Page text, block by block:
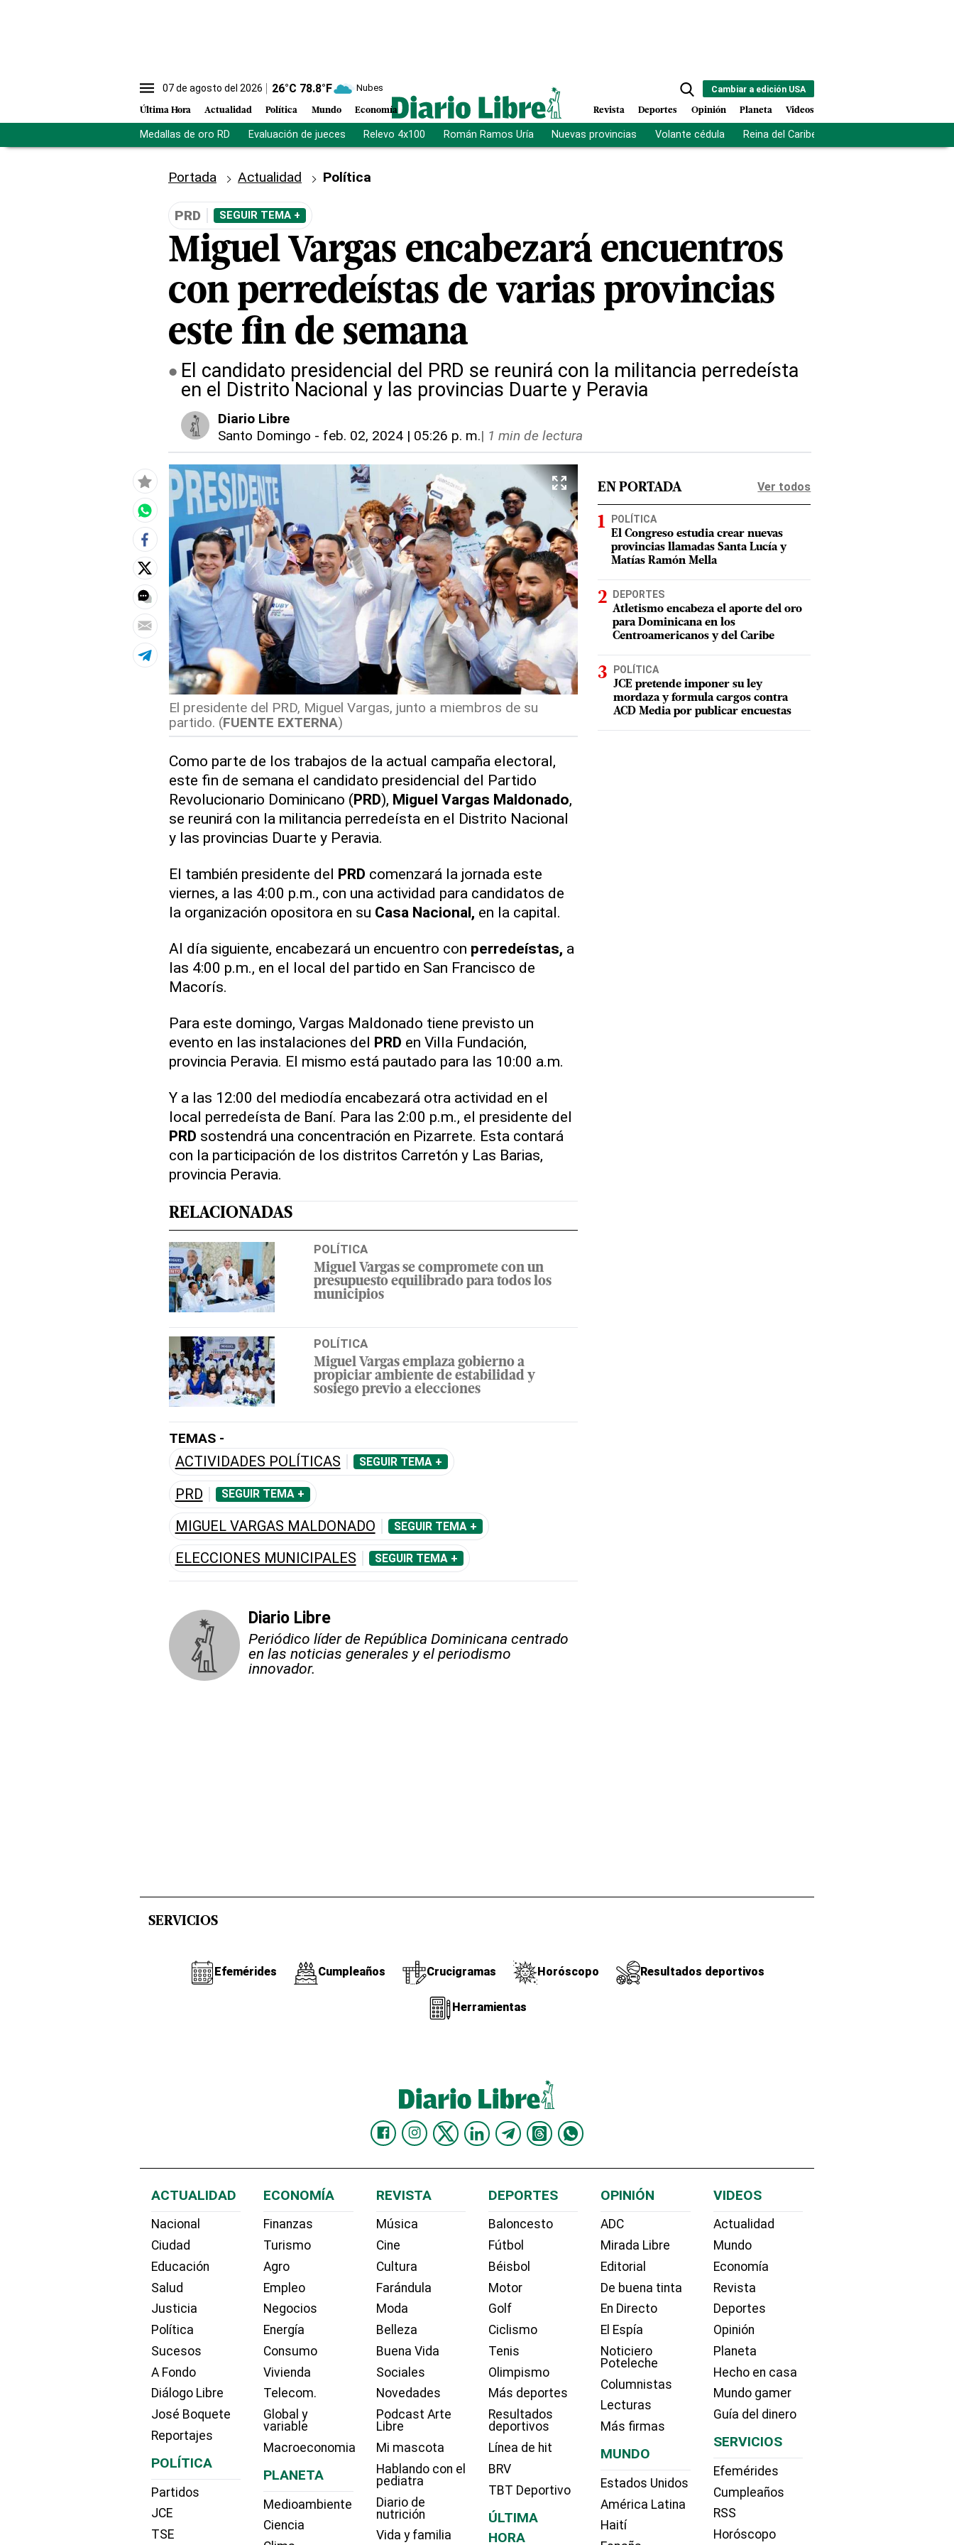
07 de agosto del 2026 26°C 78.8°F Nubes
Última Hora Actualidad Política Mundo Economía
Cambiar a edición USA
Revista Deportes Opinión Planeta Videos
Medallas de oro RD Evaluación de jueces Relevo 4x100 Román Ramos Uría Nuevas provincias Volante cédula Reina del Caribe
Portada Actualidad Política
PRD SEGUIR TEMA +
Miguel Vargas encabezará encuentros
con perredeístas de varias provincias
este fin de semana
El candidato presidencial del PRD se reunirá con la militancia perredeísta
en el Distrito Nacional y las provincias Duarte y Peravia
Diario Libre
Santo Domingo - feb. 02, 2024 | 05:26 p. m.| 1 min de lectura
El presidente del PRD, Miguel Vargas, junto a miembros de su
partido. (FUENTE EXTERNA)
Como parte de los trabajos de la actual campaña electoral,
este fin de semana el candidato presidencial del Partido
Revolucionario Dominicano (PRD), Miguel Vargas Maldonado,
se reunirá con la militancia perredeísta en el Distrito Nacional
y las provincias Duarte y Peravia.
El también presidente del PRD comenzará la jornada este
viernes, a las 4:00 p.m., con una actividad para candidatos de
la organización opositora en su Casa Nacional, en la capital.
Al día siguiente, encabezará un encuentro con perredeístas, a
las 4:00 p.m., en el local del partido en San Francisco de
Macorís.
Para este domingo, Vargas Maldonado tiene previsto un
evento en las instalaciones del PRD en Villa Fundación,
provincia Peravia. El mismo está pautado para las 10:00 a.m.
Y a las 12:00 del mediodía encabezará otra actividad en el
local perredeísta de Baní. Para las 2:00 p.m., el presidente del
PRD sostendrá una concentración en Pizarrete. Esta contará
con la participación de los distritos Carretón y Las Barias,
provincia Peravia.
RELACIONADAS
POLÍTICA
Miguel Vargas se compromete con un
presupuesto equilibrado para todos los
municipios
POLÍTICA
Miguel Vargas emplaza gobierno a
propiciar ambiente de estabilidad y
sosiego previo a elecciones
TEMAS -
ACTIVIDADES POLÍTICAS SEGUIR TEMA +
PRD SEGUIR TEMA +
MIGUEL VARGAS MALDONADO SEGUIR TEMA +
ELECCIONES MUNICIPALES SEGUIR TEMA +
Diario Libre
Periódico líder de República Dominicana centrado
en las noticias generales y el periodismo
innovador.
EN PORTADA Ver todos
POLÍTICA
El Congreso estudia crear nuevas
provincias llamadas Santa Lucía y
Matías Ramón Mella
DEPORTES
Atletismo encabeza el aporte del oro
para Dominicana en los
Centroamericanos y del Caribe
POLÍTICA
JCE pretende imponer su ley
mordaza y formula cargos contra
ACD Media por publicar encuestas
SERVICIOS
Efemérides Cumpleaños Crucigramas Horóscopo Resultados deportivos
Herramientas
ACTUALIDAD
Nacional
Ciudad
Educación
Salud
Justicia
Política
Sucesos
A Fondo
Diálogo Libre
José Boquete
Reportajes
POLÍTICA
Partidos
JCE
TSE
ECONOMÍA
Finanzas
Turismo
Agro
Empleo
Negocios
Energía
Consumo
Vivienda
Telecom.
Global y
variable
Macroeconomia
PLANETA
Medioambiente
Ciencia
REVISTA
Música
Cine
Cultura
Farándula
Moda
Belleza
Buena Vida
Sociales
Novedades
Podcast Arte
Libre
Mi mascota
Hablando con el
pediatra
Diario de
nutrición
Vida y familia
DEPORTES
Baloncesto
Fútbol
Béisbol
Motor
Golf
Ciclismo
Tenis
Olimpismo
Más deportes
Resultados
deportivos
Línea de hit
BRV
TBT Deportivo
ÚLTIMA
HORA
OPINIÓN
ADC
Mirada Libre
Editorial
De buena tinta
En Directo
El Espía
Noticiero
Poteleche
Columnistas
Lecturas
Más firmas
MUNDO
Estados Unidos
América Latina
Haití
VIDEOS
Actualidad
Mundo
Economía
Revista
Deportes
Opinión
Planeta
Hecho en casa
Mundo gamer
Guía del dinero
SERVICIOS
Efemérides
Cumpleaños
RSS
Horóscopo